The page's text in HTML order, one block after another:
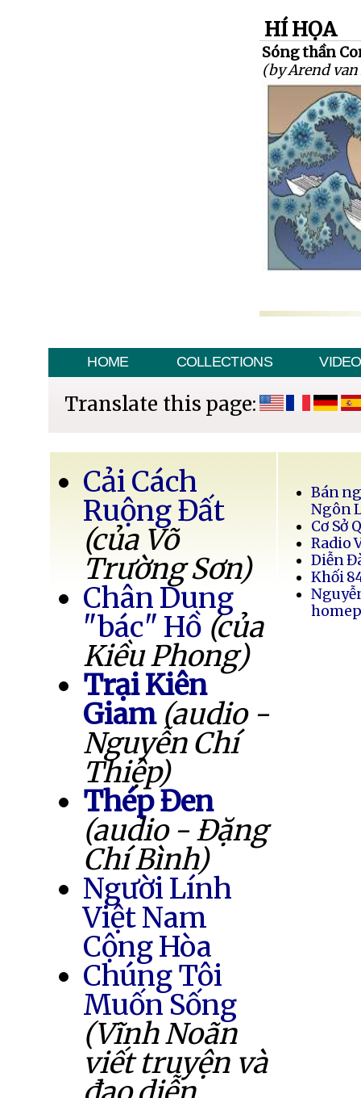
HÍ HỌA
Sóng thần
(by Arend van
HOME COLLECTIONS VIDEO
Translate this page:
Cải Cách
Ruộng Đất
(của Võ
Trường Sơn)
Chân Dung
"bác" Hồ (của
Kiều Phong)
Trại Kiên
Giam (audio -
Nguyễn Chí
Thiệp)
Thép Đen
(audio - Đặng
Chí Bình)
Người Lính
Việt Nam
Cộng Hòa
Chúng Tôi
Muốn Sống
(Vĩnh Noãn
viết truyện và
Bán
Ngôn
Cơ Sở
Radio
Diễn
Khối